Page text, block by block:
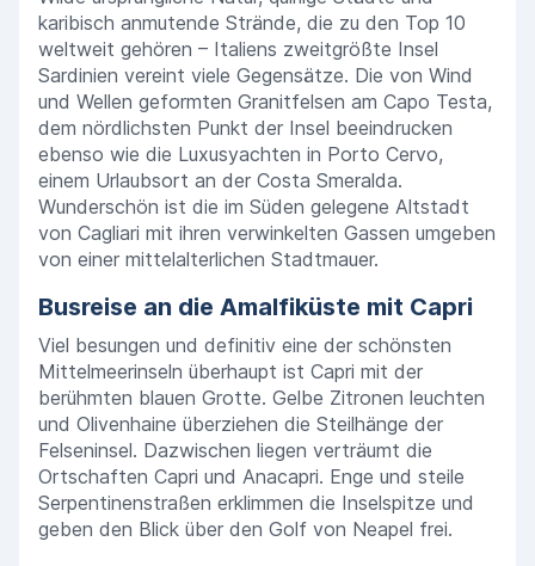
karibisch anmutende Strände, die zu den Top 10
weltweit gehören – Italiens zweitgrößte Insel
Sardinien vereint viele Gegensätze. Die von Wind
und Wellen geformten Granitfelsen am Capo Testa,
dem nördlichsten Punkt der Insel beeindrucken
ebenso wie die Luxusyachten in Porto Cervo,
einem Urlaubsort an der Costa Smeralda.
Wunderschön ist die im Süden gelegene Altstadt
von Cagliari mit ihren verwinkelten Gassen umgeben
von einer mittelalterlichen Stadtmauer.
Busreise an die Amalfiküste mit Capri
Viel besungen und definitiv eine der schönsten
Mittelmeerinseln überhaupt ist Capri mit der
berühmten blauen Grotte. Gelbe Zitronen leuchten
und Olivenhaine überziehen die Steilhänge der
Felseninsel. Dazwischen liegen verträumt die
Ortschaften Capri und Anacapri. Enge und steile
Serpentinenstraßen erklimmen die Inselspitze und
geben den Blick über den Golf von Neapel frei.